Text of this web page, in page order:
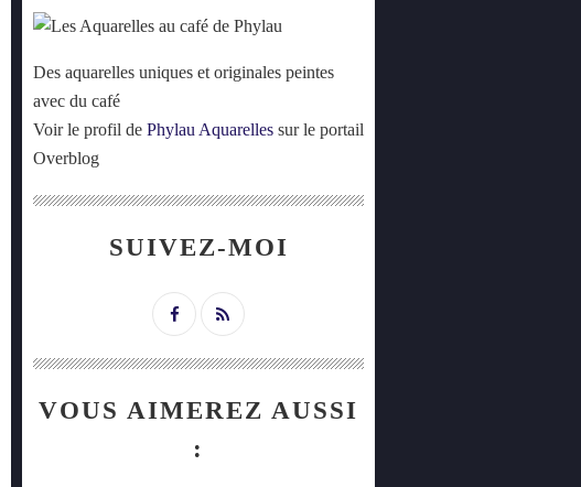
Des aquarelles uniques et originales peintes
avec du café
Voir le profil de Phylau Aquarelles sur le portail
Overblog
SUIVEZ-MOI
VOUS AIMEREZ AUSSI
: